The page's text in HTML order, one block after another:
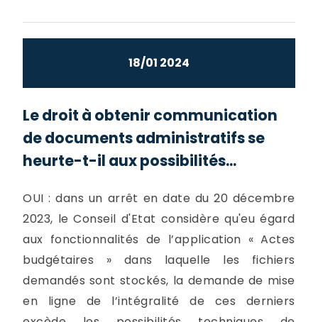
18/01 2024
Le droit à obtenir communication
de documents administratifs se
heurte-t-il aux possibilités...
OUI : dans un arrêt en date du 20 décembre
2023, le Conseil d'Etat considère qu'eu égard
aux fonctionnalités de l’application « Actes
budgétaires » dans laquelle les fichiers
demandés sont stockés, la demande de mise
en ligne de l’intégralité de ces derniers